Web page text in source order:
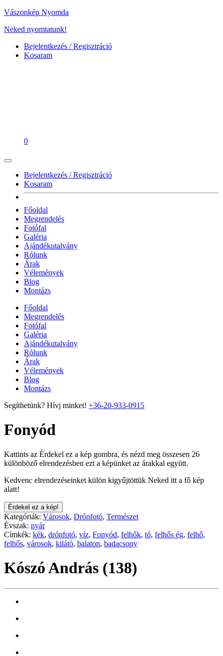
Vászonkép Nyomda
Neked nyomtatunk!
Bejelentkezés / Regisztráció
Kosaram
0
Bejelentkezés / Regisztráció
Kosaram
Főoldal
Megrendelés
Fotófal
Galéria
Ajándékutalvány
Rólunk
Árak
Vélemények
Blog
Montázs
Főoldal
Megrendelés
Fotófal
Galéria
Ajándékutalvány
Rólunk
Árak
Vélemények
Blog
Montázs
Segíthetünk? Hívj minket! +36-20-933-0915
Fonyód
Kattints az Érdekel ez a kép gombra, és nézd meg összesen 26
különböző elrendezésben ezt a képünket az árakkal együtt.
Kedvenc elrendezéseinket külön kigyűjtöttük Neked itt a fő kép
alatt!
Érdekel ez a kép!
Kategóriák: Városok, Drónfotó, Természet
Évszak: nyár
Címkék: kék, drónfotó, víz, Fonyód, felhők, tó, felhős ég, felhő,
felhős, városok, kilátó, balaton, badacsony
Kószó András (138)